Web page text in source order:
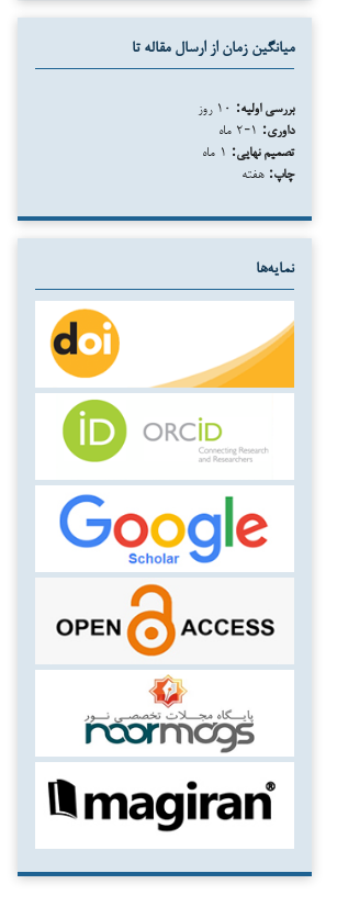
میانگین زمان از ارسال مقاله تا
بررسی اولیه:
داوری:
تصمیم نهایی:
چاپ: هفته
نمایه‌ها